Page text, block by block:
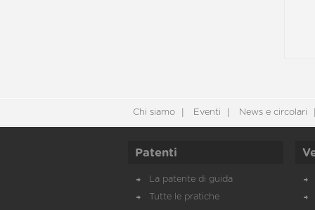
Chi siamo Eventi News e circolari
Patenti
La patente di guida
Tutte le pratiche